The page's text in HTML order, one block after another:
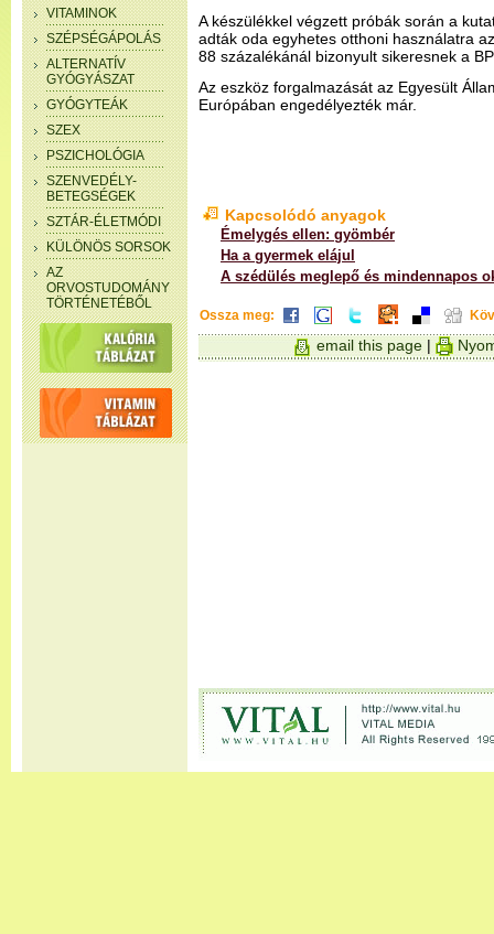
VITAMINOK
SZÉPSÉGÁPOLÁS
ALTERNATÍV
GYÓGYÁSZAT
GYÓGYTEÁK
SZEX
PSZICHOLÓGIA
SZENVEDÉLY-
BETEGSÉGEK
SZTÁR-ÉLETMÓDI
KÜLÖNÖS SORSOK
AZ
ORVOSTUDOMÁNY
TÖRTÉNETÉBŐL
A készülékkel végzett próbák során a
adták oda egyhetes otthoni használatra
88 százalékánál bizonyult sikeresnek a
Az eszköz forgalmazását az Egyesült
Európában engedélyezték már.
Kapcsolódó anyagok
Émelygés ellen: gyömbér
Ha a gyermek elájul
A szédülés meglepő és mindennapos
Ossza meg:
email this page |